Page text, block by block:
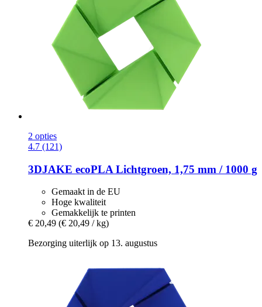
2 opties
4.7 (121)
3DJAKE ecoPLA Lichtgroen, 1,75 mm / 1000 g
Gemaakt in de EU
Hoge kwaliteit
Gemakkelijk te printen
€ 20,49 (€ 20,49 / kg)
Bezorging uiterlijk op 13. augustus